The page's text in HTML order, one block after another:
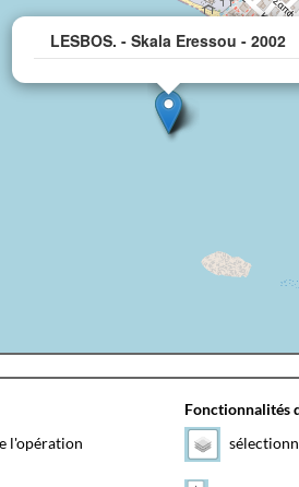
LESBOS. - Skala Eressou - 2002
l'opération
Fonctionnalités